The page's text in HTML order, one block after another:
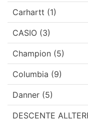
Carhartt (1)
CASIO (3)
Champion (5)
Columbia (9)
Danner (5)
DESCENTE